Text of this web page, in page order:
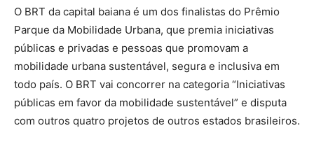
O BRT da capital baiana é um dos finalistas do Prêmio
Parque da Mobilidade Urbana, que premia iniciativas
públicas e privadas e pessoas que promovam a
mobilidade urbana sustentável, segura e inclusiva em
todo país. O BRT vai concorrer na categoria “Iniciativas
públicas em favor da mobilidade sustentável” e disputa
com outros quatro projetos de outros estados brasileiros.